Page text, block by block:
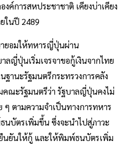
ค์การสหประชาชาติ เคียงบ่าเคียง
ในปี 2489
ยอมให้ทหารญี่ปุ่นผ่าน
ลญี่ปุ่นเริ่มเจรจาขอกู้เงินจากไทย
ฐานะรัฐมนตรีกระทรวงการคลัง
ณะรัฐมนตรีว่า รัฐบาลญี่ปุ่นคงไม่
ๆ ตามความจำเป็นทางการทหาร
นบัตรเพิ่มขึ้น ซึ่งจะนำไปสู่ภาวะ
นยันให้กู้ และให้พิมพ์ธนบัตรเพิ่ม